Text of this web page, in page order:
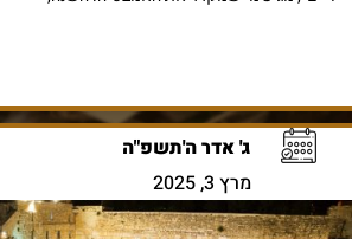
ג' אדר ה'תשפ"ה
מרץ 3, 2025